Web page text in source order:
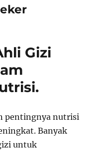
Gizi
pentingnya nutrisi
Banyak
untuk